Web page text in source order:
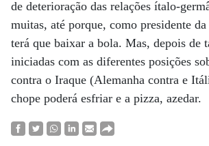
de deterioração das relações ítalo-
muitas, até porque, como presidente
terá que baixar a bola. Mas, depois de
iniciadas com as diferentes posições
contra o Iraque (Alemanha contra e
chope poderá esfriar e a pizza, azedar.